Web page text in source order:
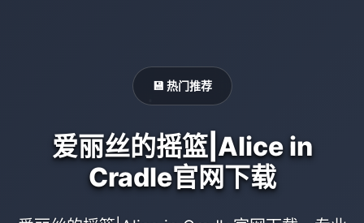
💾 热门推荐
爱丽丝的摇篮|Alice in
Cradle官网下载